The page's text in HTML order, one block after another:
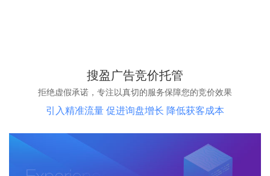
搜盈广告竞价托管
拒绝虚假承诺，专注以真切的服务保障您的竞价效果
引入精准流量 促进询盘增长 降低获客成本